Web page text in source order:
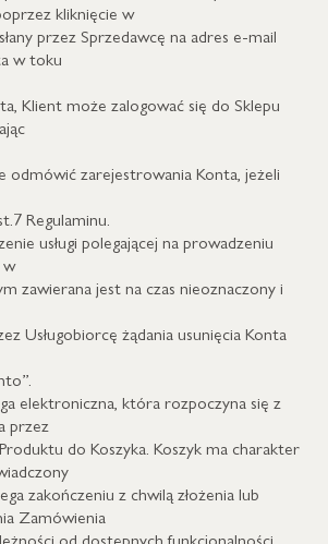
kliknięcie w
przez Sprzedawcę na adres e-mail
w toku
Klient może zalogować się do Sklepu
odmówić zarejestrowania Konta, jeżeli
Regulaminu.
usługi polegającej na prowadzeniu
zawierana jest na czas nieoznaczony i
Usługobiorcę żądania usunięcia Konta
elektroniczna, która rozpoczyna się z
przez
do Koszyka. Koszyk ma charakter
zakończeniu z chwilą złożenia lub
Zamówienia